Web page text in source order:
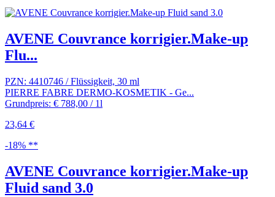
AVENE Couvrance korrigier.Make-up
Flu...
PZN: 4410746 / Flüssigkeit, 30 ml
PIERRE FABRE DERMO-KOSMETIK - Ge...
Grundpreis: € 788,00 / 1l
23,64 €
-18% **
AVENE Couvrance korrigier.Make-up
Fluid sand 3.0